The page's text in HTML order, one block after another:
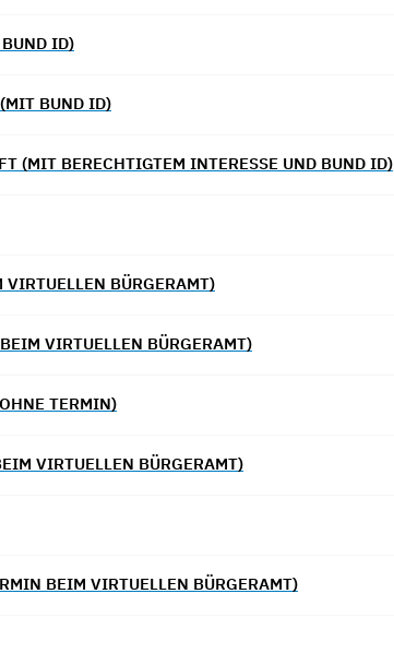
ID)
BUND ID)
(MIT BERECHTIGTEM INTERESSE UND BUND ID)
BÜRGERAMT)
VIRTUELLEN BÜRGERAMT)
TERMIN)
VIRTUELLEN BÜRGERAMT)
BEIM VIRTUELLEN BÜRGERAMT)